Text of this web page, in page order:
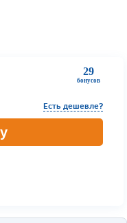
29
бонусов
Есть дешевле?